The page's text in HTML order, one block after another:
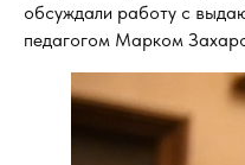
обсуждали работу с
педагогом Марком